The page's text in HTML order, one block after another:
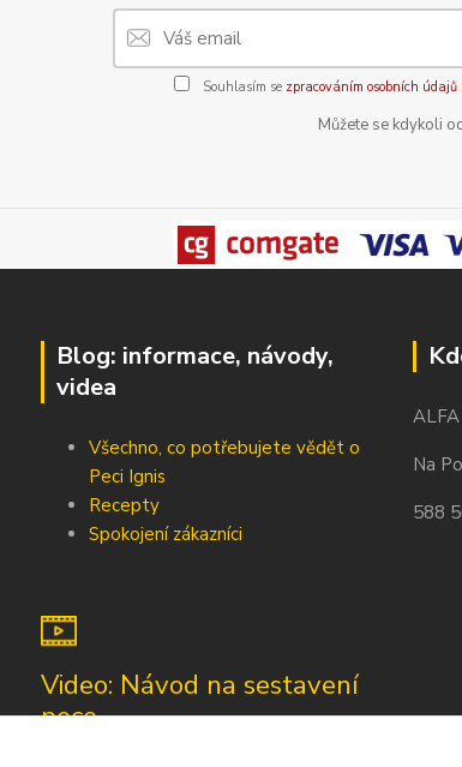
Souhlasím se zpracováním osobních údajů
Můžete se kdykoli
Blog: informace, návody,
videa
Všechno, co potřebujete vědět o
Peci Ignis
Recepty
Spokojení zákazníci
Video: Návod na sestavení
pece
ALFA
Na
588